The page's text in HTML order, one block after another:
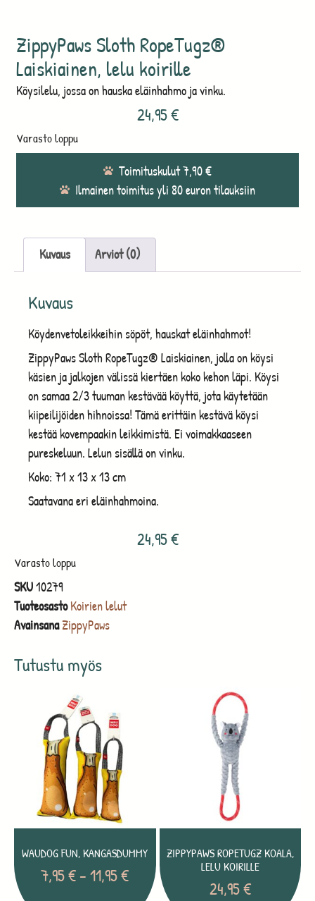
ZippyPaws Sloth RopeTugz®
Laiskiainen, lelu koirille
Köysilelu, jossa on hauska eläinhahmo ja vinku.
24,95€
Varasto loppu
Toimituskulut 7,90 €
Ilmainen toimitus yli 80 euron tilauksiin
Tutustu myös
WAUDOG FUN, KANGASDUMMY
7,95€– 11,95€
ZIPPYPAWS ROPETUGZ KOALA,
LELU KOIRILLE
24,95€
Kuvaus Arviot (0)
Kuvaus
Köydenvetoleikkeihin söpöt, hauskat eläinhahmot!
ZippyPaws Sloth RopeTugz® Laiskiainen, jolla on köysi
käsien ja jalkojen välissä kiertäen koko kehon läpi. Köysi
on samaa 2/3 tuuman kestävää köyttä, jota käytetään
kiipeilijöiden hihnoissa! Tämä erittäin kestävä köysi
kestää kovempaakin leikkimistä. Ei voimakkaaseen
pureskeluun. Lelun sisällä on vinku.
Koko: 71 x 13 x 13 cm
Saatavana eri eläinhahmoina.
24,95€
Varasto loppu
SKU10279
Tuoteosasto Koirien lelut
AvainsanaZippyPaws